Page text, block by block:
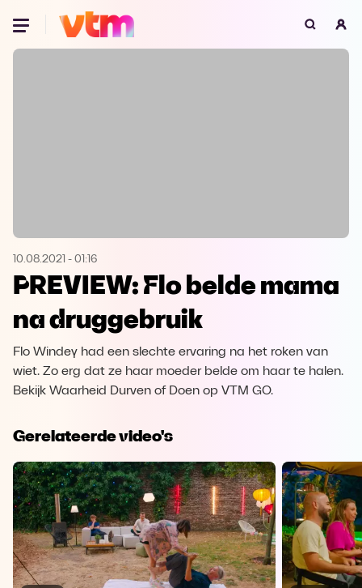
Oeps, browser niet ondersteund
Microsoft Edge Download
Opera
10.08.2021 - 01:16
PREVIEW: Flo belde mama
na druggebruik
Flo Windey had een slechte ervaring na het roken van
wiet. Zo erg dat ze haar moeder belde om haar te halen.
Bekijk Waarheid Durven of Doen op VTM GO.
Gerelateerde video's